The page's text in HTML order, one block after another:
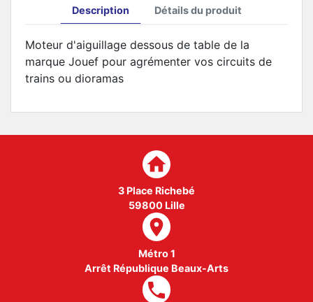
Description Détails du produit
Moteur d'aiguillage dessous de table de la
marque Jouef pour agrémenter vos circuits de
trains ou dioramas
home
3 Place Richebé
59800 Lille
room
Métro 1
Arrêt République Beaux-Arts
local_phone